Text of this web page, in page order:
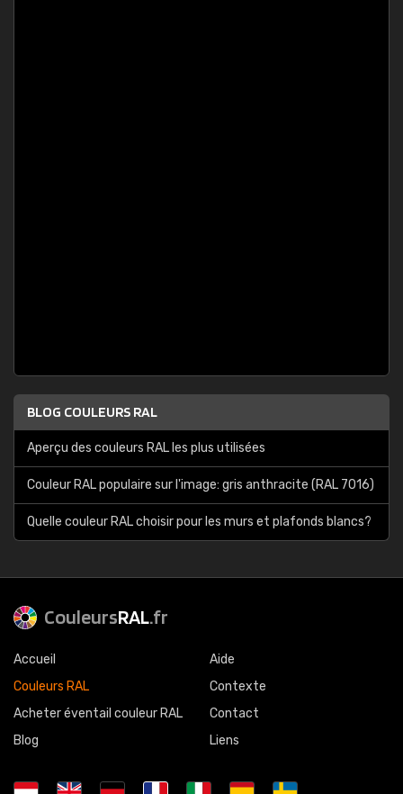
BLOG COULEURS RAL
Aperçu des couleurs RAL les plus utilisées
Couleur RAL populaire sur l'image: gris anthracite (RAL 7016)
Quelle couleur RAL choisir pour les murs et plafonds blancs?
CouleursRAL.fr
Accueil
Couleurs RAL
Acheter éventail couleur RAL
Blog
Aide
Contexte
Contact
Liens